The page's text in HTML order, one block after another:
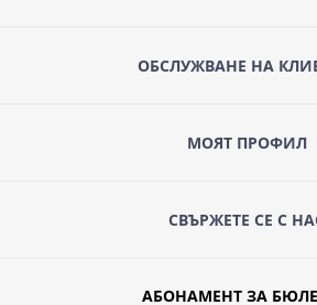
ОБСЛУЖВАНЕ НА
МОЯТ ПРОФИЛ
СВЪРЖЕТЕ СЕ С
АБОНАМЕНТ ЗА